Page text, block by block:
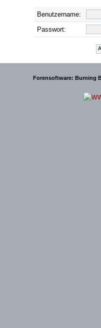
Benutzername:
Passwort:
Forensoftware: Burning